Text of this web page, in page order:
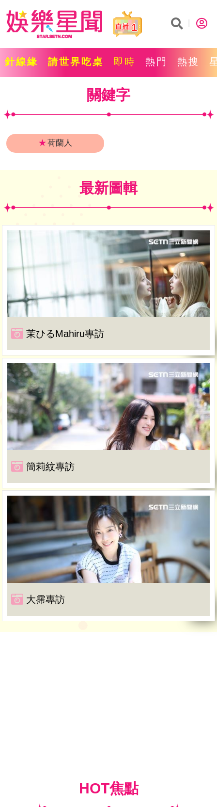
1
針線緣 請世界吃桌 即時 熱門 熱搜
關鍵字
★荷蘭人
最新圖輯
茉ひるMahiru專訪
簡莉紋專訪
大霈專訪
HOT焦點